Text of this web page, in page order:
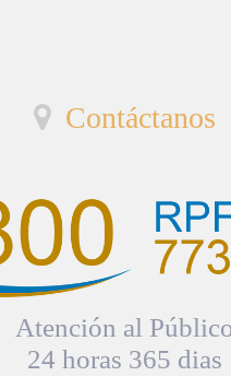
Contáctanos
Atención al
24 horas 365 dias